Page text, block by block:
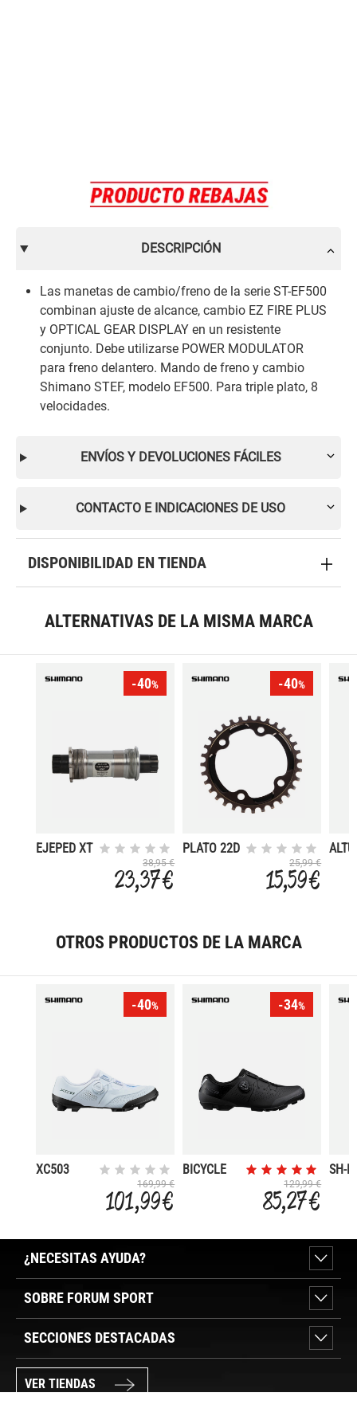
DESCRIPCIÓN
Las manetas de cambio/freno de la serie ST-EF500
combinan ajuste de alcance, cambio EZ FIRE PLUS
y OPTICAL GEAR DISPLAY en un resistente
conjunto. Debe utilizarse POWER MODULATOR
para freno delantero. Mando de freno y cambio
Shimano STEF, modelo EF500. Para triple plato, 8
velocidades.
ENVÍOS Y DEVOLUCIONES FÁCILES
CONTACTO E INDICACIONES DE USO
DISPONIBILIDAD EN TIENDA
ALTERNATIVAS DE LA MISMA MARCA
-40%
EJEPED XT
38,95 €
23,37 €
-40%
PLATO 22D
25,99 €
15,59 €
OTROS PRODUCTOS DE LA MARCA
-40%
XC503
169,99 €
101,99 €
-34%
BICYCLE
129,99 €
85,27 €
SH-
¿NECESITAS AYUDA?
SOBRE FORUM SPORT
SECCIONES DESTACADAS
VER TIENDAS